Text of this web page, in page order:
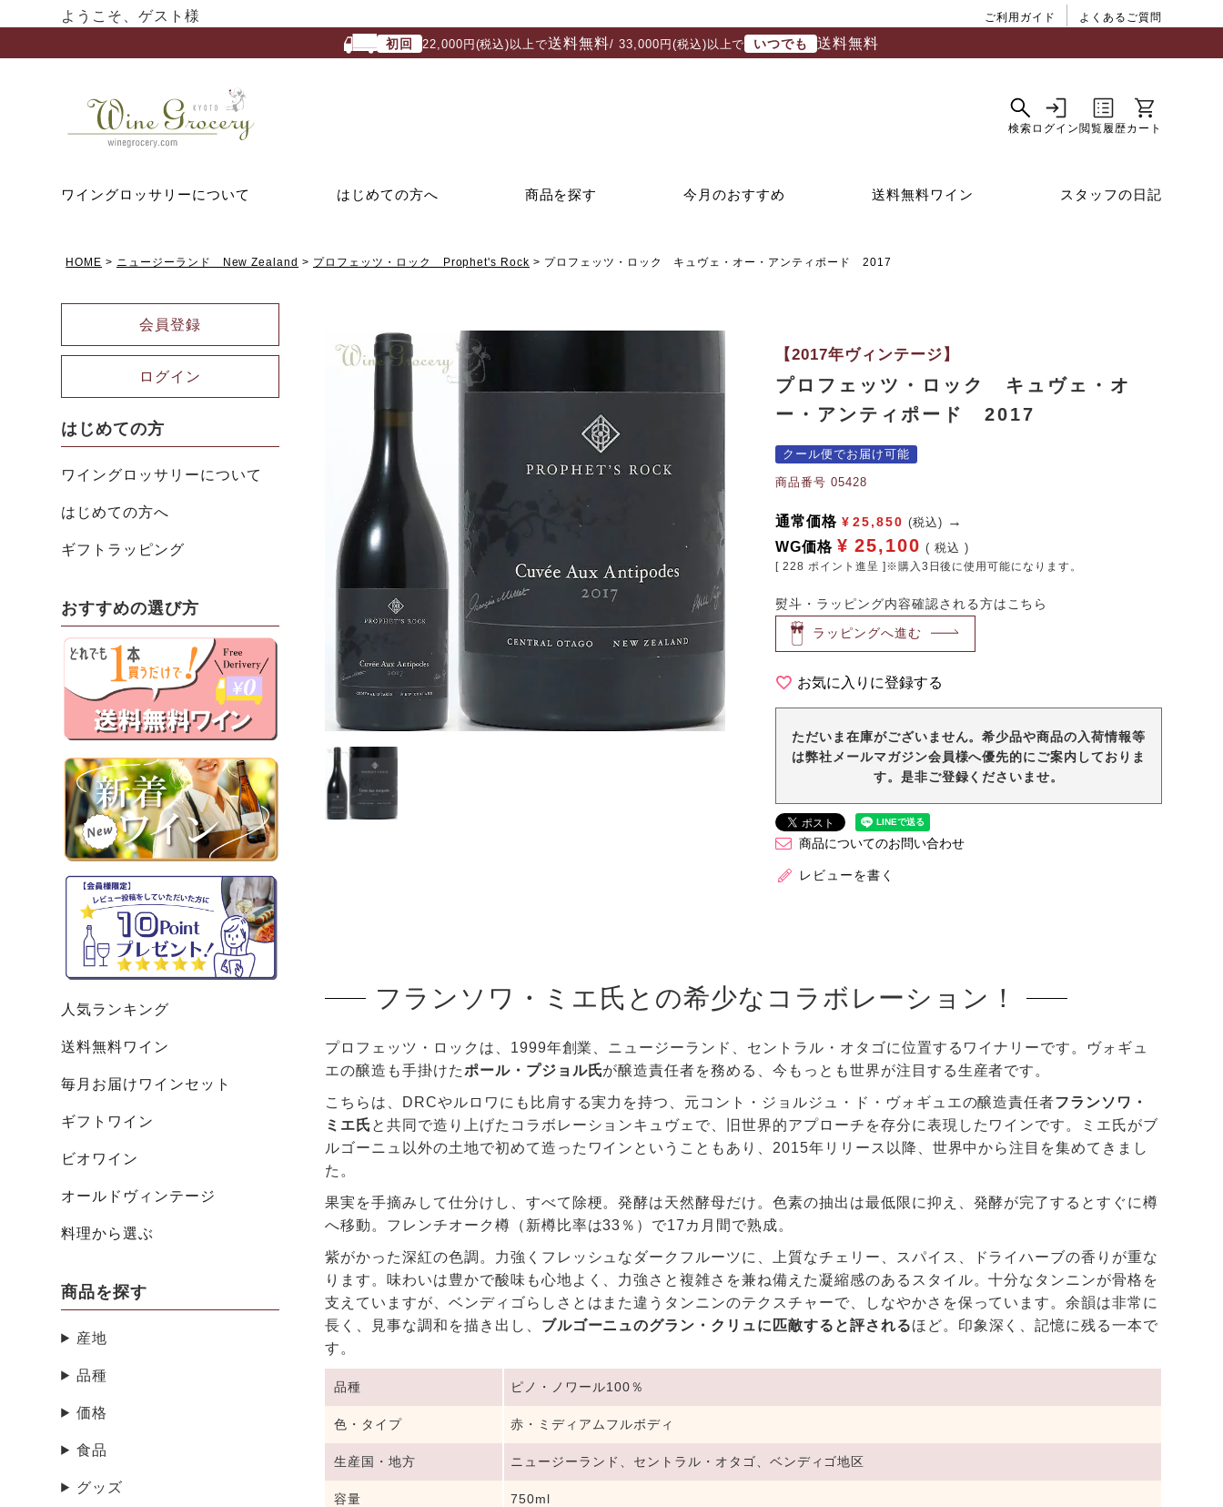
ようこそ、ゲスト様 ご利用ガイド よくあるご質問
初回 22,000円(税込)以上で送料無料/ 33,000円(税込)以上で いつでも 送料無料
ワイングロッサリーについて はじめての方へ 商品を探す 今月のおすすめ 送料無料ワイン スタッフの日記
HOME ニュージーランド New Zealand プロフェッツ・ロック Prophet's Rock プロフェッツ・ロック キュヴェ・オー・アンティポード 2017
会員登録
ログイン
はじめての方
ワイングロッサリーについて
はじめての方へ
ギフトラッピング
おすすめの選び方
人気ランキング
送料無料ワイン
毎月お届けワインセット
ギフトワイン
ビオワイン
オールドヴィンテージ
料理から選ぶ
商品を探す
産地
品種
価格
食品
グッズ
【2017年ヴィンテージ】
プロフェッツ・ロック キュヴェ・オ
ー・アンティポード 2017
クール便でお届け可能
商品番号 05428
通常価格 ¥ 25,850 (税込)
WG価格 ¥ 25,100 税込
[ 228 ポイント進呈 ]※購入3日後に使用可能になります。
熨斗・ラッピング内容確認される方はこちら
ラッピングへ進む
お気に入りに登録する
ただいま在庫がございません。希少品や商品の入荷情報等
は弊社メールマガジン会員様へ優先的にご案内しておりま
す。是非ご登録くださいませ。
商品についてのお問い合わせ
レビューを書く
フランソワ・ミエ氏との希少なコラボレーション！
プロフェッツ・ロックは、1999年創業、ニュージーランド、セントラル・オタゴに位置するワイナリーです。ヴォギュ
エの醸造も手掛けたポール・プジョル氏が醸造責任者を務める、今もっとも世界が注目する生産者です。
こちらは、DRCやルロワにも比肩する実力を持つ、元コント・ジョルジュ・ド・ヴォギュエの醸造責任者フランソワ・
ミエ氏 と共同で造り上げたコラボレーションキュヴェで、旧世界的アプローチを存分に表現したワインです。ミエ氏がブ
ルゴーニュ以外の土地で初めて造ったワインということもあり、2015年リリース以降、世界中から注目を集めてきまし
た。
果実を手摘みして仕分けし、すべて除梗。発酵は天然酵母だけ。色素の抽出は最低限に抑え、発酵が完了するとすぐに樽
へ移動。フレンチオーク樽（新樽比率は33％）で17カ月間で熟成。
紫がかった深紅の色調。力強くフレッシュなダークフルーツに、上質なチェリー、スパイス、ドライハーブの香りが重な
ります。味わいは豊かで酸味も心地よく、力強さと複雑さを兼ね備えた凝縮感のあるスタイル。十分なタンニンが骨格を
支えていますが、ベンディゴらしさとはまた違うタンニンのテクスチャーで、しなやかさを保っています。余韻は非常に
長く、見事な調和を描き出し、 ブルゴーニュのグラン・クリュに匹敵すると評されるほど。印象深く、記憶に残る一本で
す。
品種 ピノ・ノワール100％
色・タイプ 赤・ミディアムフルボディ
生産国・地方 ニュージーランド、セントラル・オタゴ、ベンディゴ地区
容量 750ml